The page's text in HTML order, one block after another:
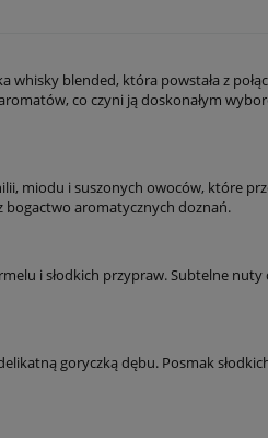
whisky blended, która powstała z
co czyni ją doskonałym
miodu i suszonych owoców, które
bogactwo aromatycznych doznań.
i słodkich przypraw. Subtelne
goryczką dębu. Posmak